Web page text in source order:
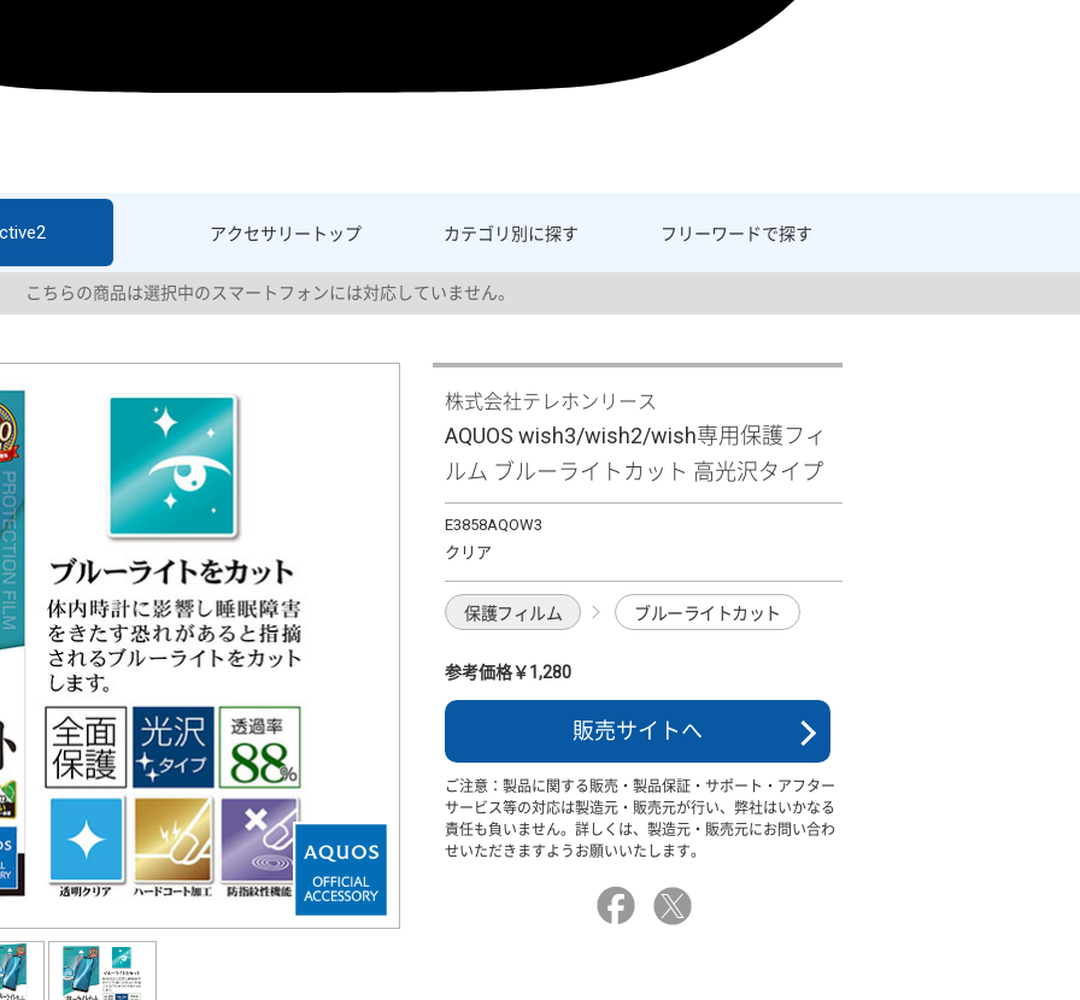
アクセサリー トップ カテゴリ別に探す フリーワードで探す
こちらの商品は選択中のスマートフォンには対応していません。
株式会社テレホンリース
AQUOS wish3/wish2/wish専用保護フィ
ルム ブルーライトカット 高光沢タイプ
E3858AQOW3
クリア
保護フィルム ブルーライトカット
参考価格￥1,280
販売サイトへ
ご注意：製品に関する販売・製品保証・サポート・アフター
サービス等の対応は製造元・販売元が行い、弊社はいかなる
責任も負いません。詳しくは、製造元・販売元にお問い合わ
せいただきますようお願いいたします。